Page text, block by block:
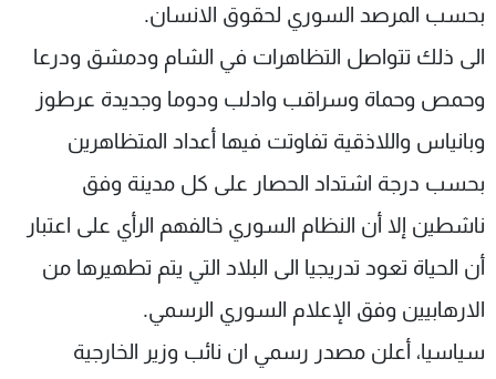
بحسب المرصد السوري لحقوق الانسان.
الى ذلك تتواصل التظاهرات في الشام ودمشق ودرعا
وحمص وحماة وسراقب وادلب ودوما وجديدة عرطوز
وبانياس واللاذقية تفاوتت فيها أعداد المتظاهرين
بحسب درجة اشتداد الحصار على كل مدينة وفق
ناشطين إلا أن النظام السوري خالفهم الرأي على اعتبار
أن الحياة تعود تدريجيا الى البلاد التي يتم تطهيرها من
الارهابيين وفق الإعلام السوري الرسمي.
سياسيا، أعلن مصدر رسمي ان نائب وزير الخارجية